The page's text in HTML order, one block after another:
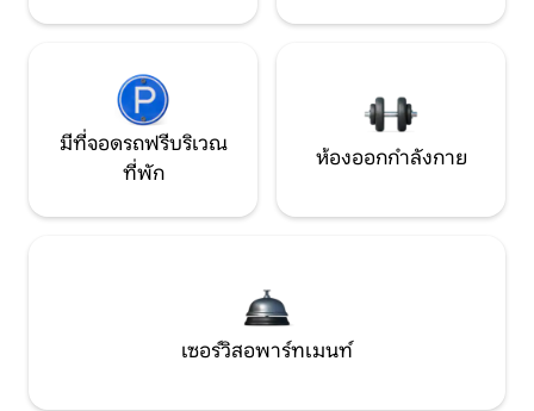
มีที่จอดรถฟรีบริเวณ
ที่พัก
ห้องออกกำลังกาย
เซอร์วิสอพาร์ทเมนท์